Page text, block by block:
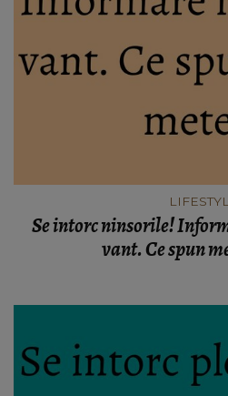
Se intorc ninsorile!
vant. Ce spun